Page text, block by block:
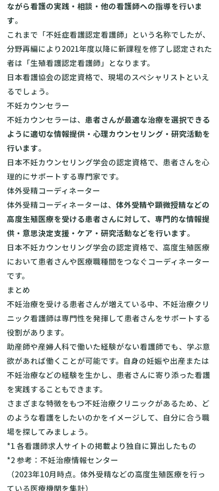
ながら看護の実践・相談・他の看護師への指導を行いま
す。
これまで「不妊症看護認定看護師」という名称でしたが、
分野再編により2021年度以降に新課程を修了し認定された
者は「生殖看護認定看護師」となります。
日本看護協会の認定資格で、現場のスペシャリストといえ
るでしょう。
不妊カウンセラー
不妊カウンセラーは、 患者さんが最適な治療を選択できる
ように適切な情報提供・心理カウンセリング・研究活動を
行います。
日本不妊カウンセリング学会の認定資格で、患者さんを心
理的にサポートする専門家です。
体外受精コーディネーター
体外受精コーディネーターは、 体外受精や顕微授精などの
高度生殖医療を受ける患者さんに対して、専門的な情報提
供・意思決定支援・ケア・研究活動などを行います。
日本不妊カウンセリング学会の認定資格で、高度生殖医療
において患者さんや医療職種間をつなぐコーディネーター
です。
まとめ
不妊治療を受ける患者さんが増えている中、不妊治療クリ
ニック看護師は専門性を発揮して患者さんをサポートする
役割があります。
助産師や産婦人科で働いた経験がない看護師でも、学ぶ意
欲があれば働くことが可能です。自身の妊娠や出産または
不妊治療などの経験を生かし、患者さんに寄り添った看護
を実践することもできます。
さまざまな特徴をもつ不妊治療クリニックがあるため、ど
のような看護をしたいのかをイメージして、自分に合う職
場を探してみましょう。
*1 各看護師求人サイトの掲載より独自に算出したもの
*2 参考： 不妊治療情報センター
（2023年10月時点。体外受精などの高度生殖医療を行っ
ている医療機関を集計）